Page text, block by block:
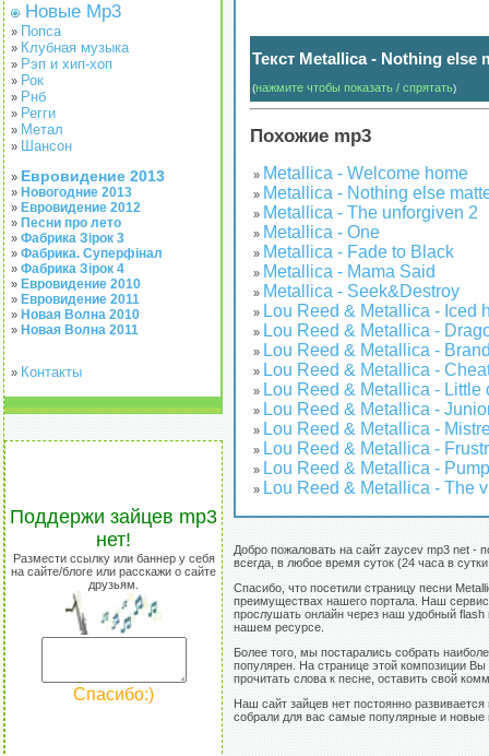
Новые Mp3
» Попса
» Клубная музыка
» Рэп и хип-хоп
» Рок
» Рнб
» Регги
» Метал
» Шансон
» Евровидение 2013
» Новогодние 2013
» Евровидение 2012
» Песни про лето
» Фабрика Зірок 3
» Фабрика. Суперфінал
» Фабрика Зірок 4
» Евровидение 2010
» Евровидение 2011
» Новая Волна 2010
» Новая Волна 2011
» Контакты
Поддержи зайцев mp3
нет!
Размести ссылку или баннер у себя
на сайте/блоге или расскажи о сайте
друзьям.
Спасибо:)
Текст Metallica - Nothing else
(нажмите чтобы показать / спрятать)
Похожие mp3
» Metallica - Welcome home
» Metallica - Nothing else
» Metallica - The unforgiven 2
» Metallica - One
» Metallica - Fade to Black
» Metallica - Mama Said
» Metallica - Seek&Destroy
» Lou Reed & Metallica - Iced
» Lou Reed & Metallica -
» Lou Reed & Metallica -
» Lou Reed & Metallica -
» Lou Reed & Metallica - Little
» Lou Reed & Metallica -
» Lou Reed & Metallica -
» Lou Reed & Metallica -
» Lou Reed & Metallica -
» Lou Reed & Metallica - The
Добро пожаловать на сайт zaycev mp3 net -
всегда, в любое время суток (24 часа в
Спасибо, что посетили страницу песни
преимуществах нашего портала. Наш
прослушать онлайн через наш удобный flash
нашем ресурсе.
Более того, мы постарались собрать
популярен. На странице этой композиции
прочитать слова к песне, оставить свой
Наш сайт зайцев нет постоянно
собрали для вас самые популярные и